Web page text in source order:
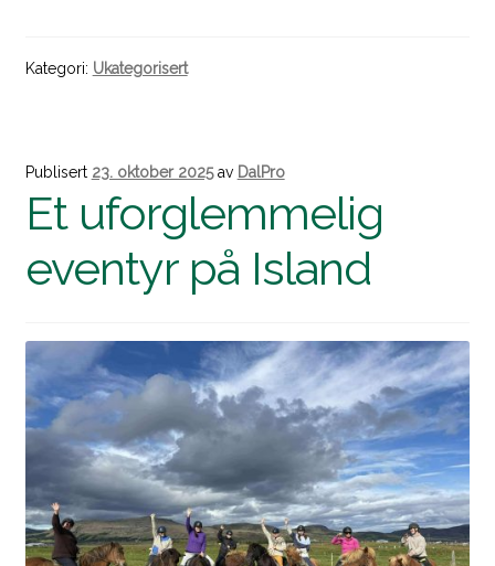
Kategori: Ukategorisert
Publisert 23. oktober 2025 av DalPro
Et uforglemmelig
eventyr på Island